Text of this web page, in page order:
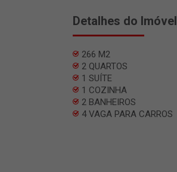
Detalhes do Imóvel
266 M2
2 QUARTOS
1 SUÍTE
1 COZINHA
2 BANHEIROS
4 VAGA PARA CARROS